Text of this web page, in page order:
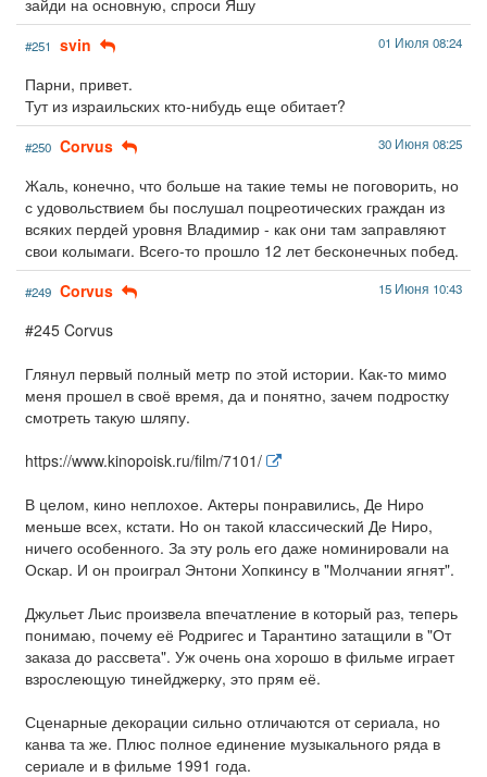
#251 svin 01 Июля 08:24
Парни, привет.
Тут из израильских кто-нибудь еще обитает?
#250 Corvus 30 Июня 08:25
Жаль, конечно, что больше на такие темы не поговорить, но
с удовольствием бы послушал поцреотических граждан из
всяких пердей уровня Владимир - как они там заправляют
свои колымаги. Всего-то прошло 12 лет бесконечных побед.
#249 Corvus 15 Июня 10:43
#245 Corvus
Глянул первый полный метр по этой истории. Как-то мимо
меня прошел в своё время, да и понятно, зачем подростку
смотреть такую шляпу.
https://www.kinopoisk.ru/film/7101/
В целом, кино неплохое. Актеры понравились, Де Ниро
меньше всех, кстати. Но он такой классический Де Ниро,
ничего особенного. За эту роль его даже номинировали на
Оскар. И он проиграл Энтони Хопкинсу в "Молчании ягнят".
Джульет Льис произвела впечатление в который раз, теперь
понимаю, почему её Родригес и Тарантино затащили в "От
заказа до рассвета". Уж очень она хорошо в фильме играет
взрослеющую тинейджерку, это прям её.
Сценарные декорации сильно отличаются от сериала, но
канва та же. Плюс полное единение музыкального ряда в
сериале и в фильме 1991 года.